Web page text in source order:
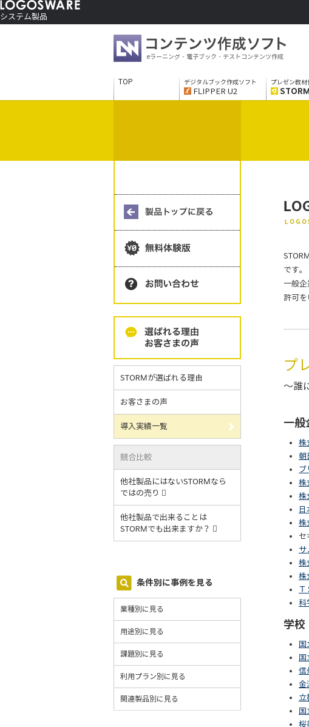
システム製品
eラーニング・電子ブック・テストコンテンツ作成
TOP デジタルブック作成ソフト
FLIPPER U2
プレゼン教材
です。
一般
許可
プ
～誰
一般
株
朝
ブ
株
株
株
セ
サ
株
株
科
学校
信
金
立
国
桜
STORMが選ばれる理由
お客さまの声
導入実績一覧
競合比較
他社製品にはないSTORMなら
ではの売り
他社製品で出来ることは
STORMでも出来ますか？
条件別に事例を見る
業種別に見る
用途別に見る
課題別に見る
利用プラン別に見る
関連製品別に見る